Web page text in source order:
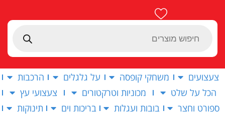
Products
צעצועים משחקי קופסה על גלגלים
הרכבות
הכל על שלט
מכוניות וטרקטורים
צעצועי עץ
ספורט וחצר
בובות ועגלות בריכות וים
תינוקות